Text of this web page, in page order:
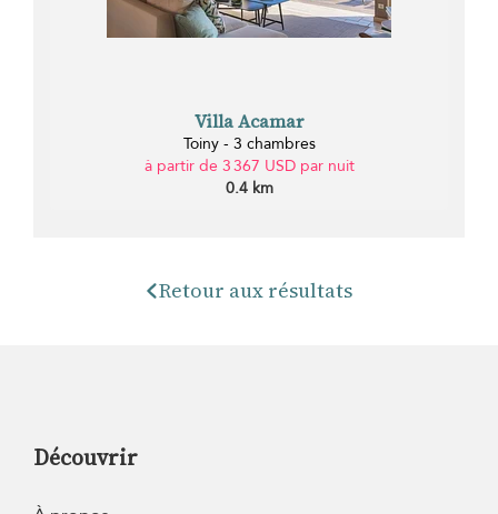
Villa Acamar
Toiny - 3 chambres
à partir de 3 367 USD par nuit
0.4 km
Retour aux résultats
Découvrir